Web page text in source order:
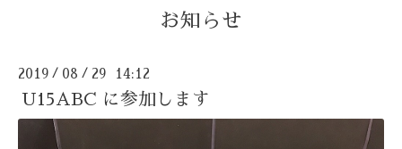
お知らせ
2019 / 08 / 29 14:12
U15ABC に参加します